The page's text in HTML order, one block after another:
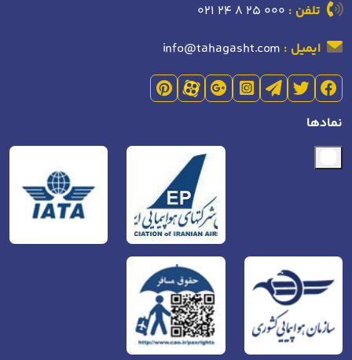
تلفن : 021 24 8 25 000
ایمیل : info@tahagasht.com
نمادها